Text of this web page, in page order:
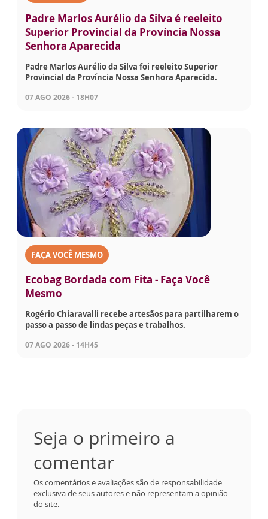
Padre Marlos Aurélio da Silva é reeleito
Superior Provincial da Província Nossa
Senhora Aparecida
Padre Marlos Aurélio da Silva foi reeleito Superior
Provincial da Província Nossa Senhora Aparecida.
07 AGO 2026 - 18H07
FAÇA VOCÊ MESMO
Ecobag Bordada com Fita - Faça Você
Mesmo
Rogério Chiaravalli recebe artesãos para partilharem o
passo a passo de lindas peças e trabalhos.
07 AGO 2026 - 14H45
Seja o primeiro a
comentar
Os comentários e avaliações são de responsabilidade
exclusiva de seus autores e não representam a opinião
do site.